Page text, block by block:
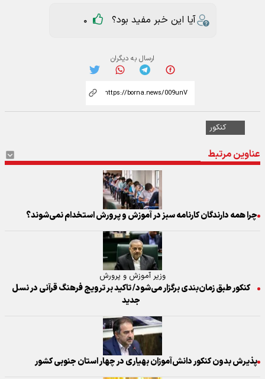
آیا این خبر مفید بود؟ 0
ارسال به دیگران
کنکور
عناوین مرتبط
چرا همه دارندگان کارنامه سبز در آموزش و پرورش استخدام نمی‌شوند؟
وزیر آموزش و پرورش
کنکور طبق زمان‌بندی برگزار می‌شود/ تاکید بر ترویج فرهنگ قرآنی در نسل
جدید
پذیرش بدون کنکور دانش‌آموزان بهیاری در چهار استان جنوبی کشور